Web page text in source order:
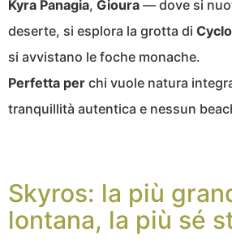
Kyra Panagia, Gioura — dove si
deserte, si esplora la grotta di
si avvistano le foche monache.
Perfetta per chi vuole natura
tranquillità autentica e nessun
Skyros: la più
lontana, la più sé